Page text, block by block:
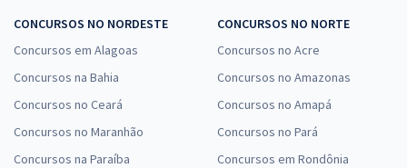
CONCURSOS NO NORDESTE
Concursos em Alagoas
Concursos na Bahia
Concursos no Ceará
Concursos no Maranhão
Concursos na Paraíba
CONCURSOS NO NORTE
Concursos no Acre
Concursos no Amazonas
Concursos no Amapá
Concursos no Pará
Concursos em Rondônia